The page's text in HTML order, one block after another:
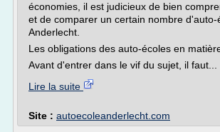
économies, il est judicieux de bien
et de comparer un certain nombre d'auto-
Anderlecht.
Les obligations des auto-écoles en
Avant d'entrer dans le vif du sujet, il faut...
Lire la suite
Site : autoecoleanderlecht.com